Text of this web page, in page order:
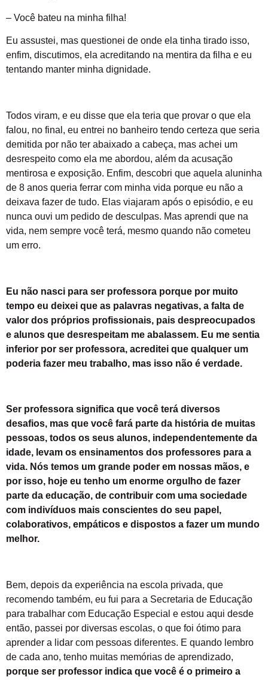
– Você bateu na minha filha!
Eu assustei, mas questionei de onde ela tinha tirado isso,
enfim, discutimos, ela acreditando na mentira da filha e eu
tentando manter minha dignidade.
Todos viram, e eu disse que ela teria que provar o que ela
falou, no final, eu entrei no banheiro tendo certeza que seria
demitida por não ter abaixado a cabeça, mas achei um
desrespeito como ela me abordou, além da acusação
mentirosa e exposição. Enfim, descobri que aquela aluninha
de 8 anos queria ferrar com minha vida porque eu não a
deixava fazer de tudo. Elas viajaram após o episódio, e eu
nunca ouvi um pedido de desculpas. Mas aprendi que na
vida, nem sempre você terá, mesmo quando não cometeu
um erro.
Eu não nasci para ser professora porque por muito
tempo eu deixei que as palavras negativas, a falta de
valor dos próprios profissionais, pais despreocupados
e alunos que desrespeitam me abalassem. Eu me sentia
inferior por ser professora, acreditei que qualquer um
poderia fazer meu trabalho, mas isso não é verdade.
Ser professora significa que você terá diversos
desafios, mas que você fará parte da história de muitas
pessoas, todos os seus alunos, independentemente da
idade, levam os ensinamentos dos professores para a
vida. Nós temos um grande poder em nossas mãos, e
por isso, hoje eu tenho um enorme orgulho de fazer
parte da educação, de contribuir com uma sociedade
com indivíduos mais conscientes do seu papel,
colaborativos, empáticos e dispostos a fazer um mundo
melhor.
Bem, depois da experiência na escola privada, que
recomendo também, eu fui para a Secretaria de Educação
para trabalhar com Educação Especial e estou aqui desde
então, passei por diversas escolas, o que foi ótimo para
aprender a lidar com pessoas diferentes. E quando lembro
de cada ano, tenho muitas memórias de aprendizado,
porque ser professor indica que você é o primeiro a